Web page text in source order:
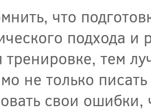
что
подхода
тренировке, тем
не только
свои